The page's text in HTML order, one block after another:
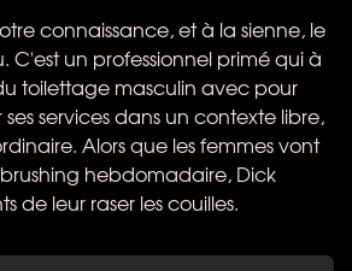
connaissance, et à la sienne, le
C'est un professionnel primé qui à
toilettage masculin avec pour
services dans un contexte libre,
Alors que les femmes vont
hebdomadaire, Dick
de leur raser les couilles.